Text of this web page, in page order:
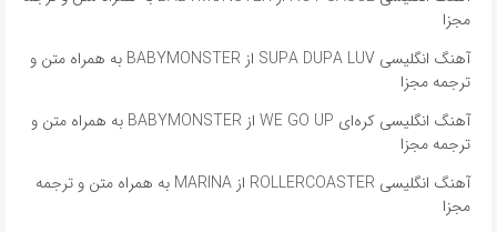
مجزا
آهنگ انگلیسی SUPA DUPA LUV از BABYMONSTER به همراه متن و
ترجمه مجزا
آهنگ انگلیسی کره‌ای WE GO UP از BABYMONSTER به همراه متن و
ترجمه مجزا
آهنگ انگلیسی ROLLERCOASTER از MARINA به همراه متن و ترجمه
مجزا